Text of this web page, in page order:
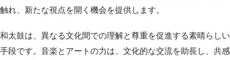
触れ、新たな視点を開く機会を提供します。
和太鼓は、異なる文化間での理解と尊重を促進する素晴らしい
手段です。音楽とアートの力は、文化的な交流を助長し、共感